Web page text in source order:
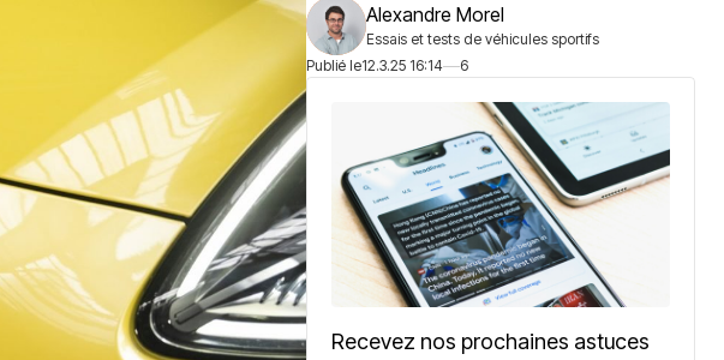
Alexandre Morel
Essais et tests de véhicules sportifs
Publié le12.3.25 16:14 6
Recevez nos prochaines astuces